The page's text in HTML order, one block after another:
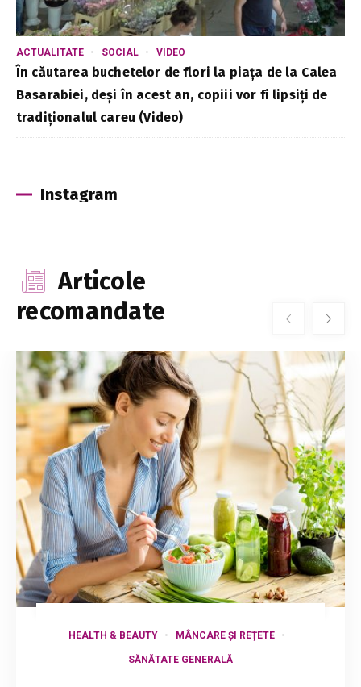
ACTUALITATE SOCIAL VIDEO
În căutarea buchetelor de flori la piața de la Calea
Basarabiei, deși în acest an, copiii vor fi lipsiți de
tradiționalul careu (Video)
Instagram
Articole
recomandate
HEALTH & BEAUTY MÂNCARE ȘI REȚETE
SĂNĂTATE GENERALĂ